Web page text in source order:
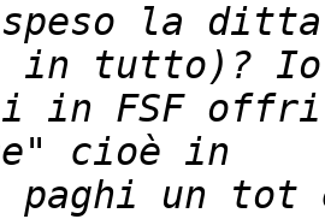
speso la
in FSF
paghi un tot